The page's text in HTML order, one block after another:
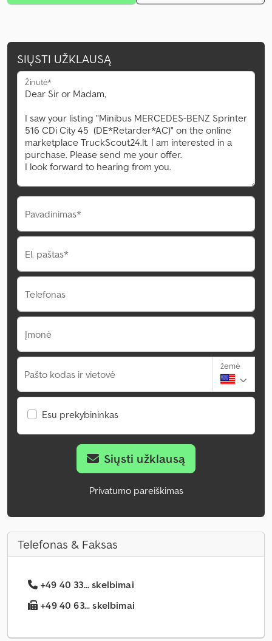
SIŲSTI UŽKLAUSĄ
Žinutė*
Pavadinimas*
El. paštas*
Telefonas
Įmonė
Pašto kodas ir vietovė
žemė
Esu prekybininkas
Siųsti užklausą
Privatumo pareiškimas
Telefonas & Faksas
+49 40 33... skelbimai
+49 40 63... skelbimai